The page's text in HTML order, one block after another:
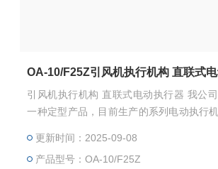
OA-10/F25Z引风机执行机构 直联式
引风机执行机构 直联式电动执行器 我公
一种定型产品，目前生产的系列电动执行
关型)及各种特殊型的执行机构。关键元器
件的加工，元器件的筛选，整机行，产品
更新时间：2025-09-08
产品型号：OA-10/F25Z